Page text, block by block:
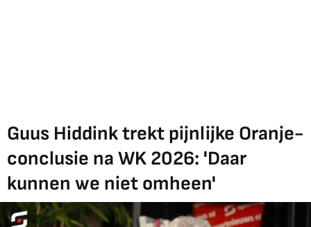
Guus Hiddink trekt pijnlijke Oranje-
conclusie na WK 2026: 'Daar
kunnen we niet omheen'